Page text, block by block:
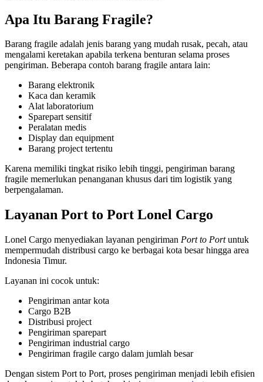
Apa Itu Barang Fragile?
Barang fragile adalah jenis barang yang mudah rusak, pecah, atau
mengalami keretakan apabila terkena benturan selama proses
pengiriman. Beberapa contoh barang fragile antara lain:
Barang elektronik
Kaca dan keramik
Alat laboratorium
Sparepart sensitif
Peralatan medis
Display dan equipment
Barang project tertentu
Karena memiliki tingkat risiko lebih tinggi, pengiriman barang
fragile memerlukan penanganan khusus dari tim logistik yang
berpengalaman.
Layanan Port to Port Lonel Cargo
Lonel Cargo menyediakan layanan pengiriman Port to Portuntuk
mempermudah distribusi cargo ke berbagai kota besar hingga area
Indonesia Timur.
Layanan ini cocok untuk:
Pengiriman antar kota
Cargo B2B
Distribusi project
Pengiriman sparepart
Pengiriman industrial cargo
Pengiriman fragile cargo dalam jumlah besar
Dengan sistem Port to Port, proses pengiriman menjadi lebih efisien